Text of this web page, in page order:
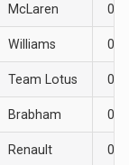
McLaren 0
Williams 0
Team Lotus 0
Brabham 0
Renault 0